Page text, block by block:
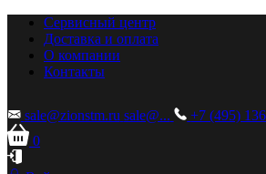
Сервисный центр
Доставка и оплата
О компании
Контакты
sale@zionstm.ru sale@...
+7 (495)
0